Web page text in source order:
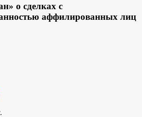
о сделках с
аффилированных лиц